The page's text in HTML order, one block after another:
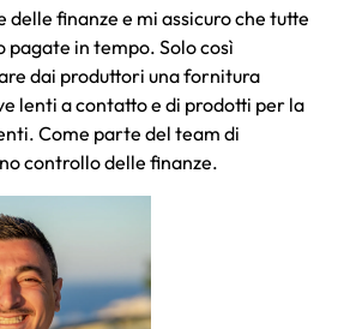
delle finanze e mi assicuro che tutte
pagate in tempo. Solo così
dai produttori una fornitura
lenti a contatto e di prodotti per la
Come parte del team di
controllo delle finanze.